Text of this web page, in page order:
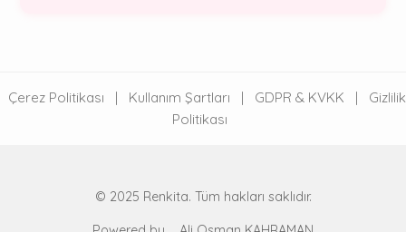
Çerez Politikası | Kullanım Şartları | GDPR & KVKK |
Gizlilik
Politikası
© 2025 Renkita. Tüm hakları saklıdır.